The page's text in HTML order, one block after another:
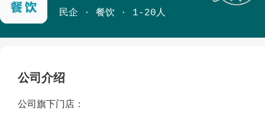
民企 餐饮 1-20人
公司介绍
公司旗下门店：